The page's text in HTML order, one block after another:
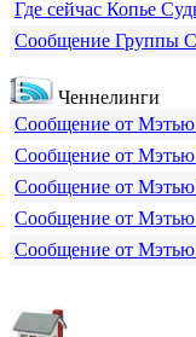
Где сейчас Копье
Сообщение Группы
Ченнелинги
Сообщение от Мэтью
Сообщение от Мэтью
Сообщение от Мэтью
Сообщение от Мэтью
Сообщение от Мэтью